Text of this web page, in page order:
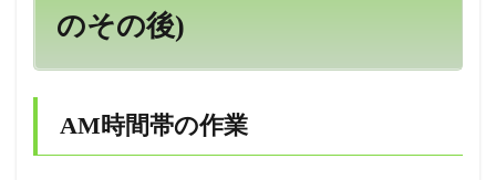
のその後)
AM時間帯の作業